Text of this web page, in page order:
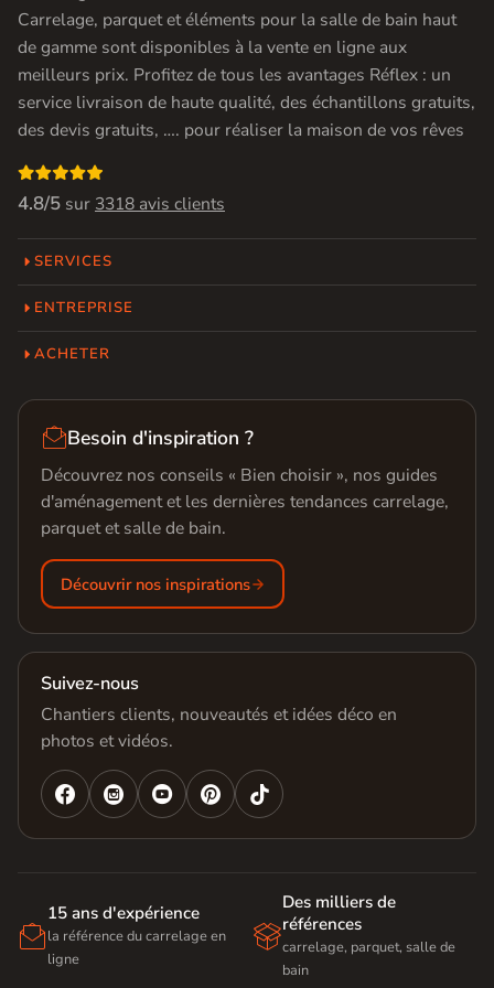
Carrelage, parquet et éléments pour la salle de bain haut
de gamme sont disponibles à la vente en ligne aux
meilleurs prix. Profitez de tous les avantages Réflex : un
service livraison de haute qualité, des échantillons gratuits,
des devis gratuits, …. pour réaliser la maison de vos rêves

4.8/5 sur 3318 avis clients
SERVICES
ENTREPRISE
ACHETER
Besoin d'inspiration ?
Découvrez nos conseils « Bien choisir », nos guides
d'aménagement et les dernières tendances carrelage,
parquet et salle de bain.
Découvrir nos inspirations
Suivez-nous
Chantiers clients, nouveautés et idées déco en
photos et vidéos.
   

15 ans d'expérience
la référence du carrelage en
ligne

Des milliers de
références
carrelage, parquet, salle de
bain